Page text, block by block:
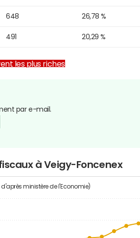
648 26,78 %
491 20,29 %
les plus riches
par e-mail.
à Veigy-Foncenex
ministère de l'Economie)